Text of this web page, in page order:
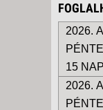
2026.
15
2026.